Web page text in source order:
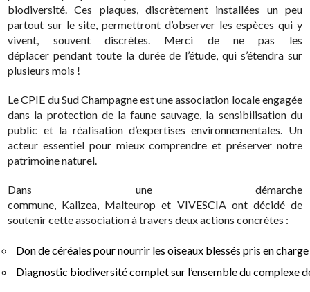
biodiversité. Ces plaques, discrètement installées un peu
partout sur le site, permettront d’observer les espèces qui y
vivent, souvent discrètes. Merci de ne pas les
déplacer pendant toute la durée de l’étude, qui s’étendra sur
plusieurs mois !
Le CPIE du Sud Champagne est une association locale engagée
dans la protection de la faune sauvage, la sensibilisation du
public et la réalisation d’expertises environnementales. Un
acteur essentiel pour mieux comprendre et préserver notre
patrimoine naturel.
Dans une démarche
commune, Kalizea, Malteurop et VIVESCIA ont décidé de
soutenir cette association à travers deux actions concrètes :
Don de céréales pour nourrir les oiseaux blessés pris en
Diagnostic biodiversité complet sur l’ensemble du complexe